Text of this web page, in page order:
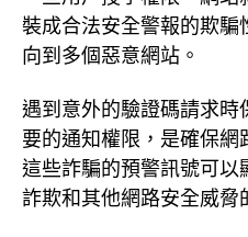
裝成合法安全警報的欺騙
向到多個惡意網站。
遇到意外的驗證碼請求時
要的通知權限，是確保網
這些詐騙的預警訊號可以
詐欺和其他網路安全威脅